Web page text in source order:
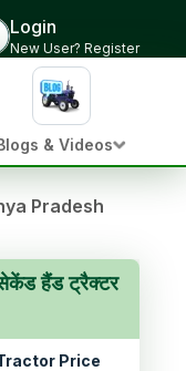
Login
New User? Register
& Videos
Pradesh
हैंड ट्रैक्टर
Price